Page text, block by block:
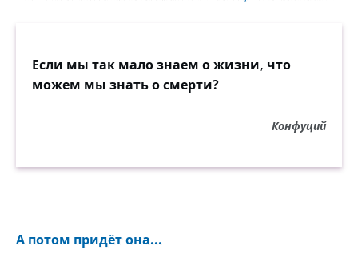
Если мы так мало знаем о жизни, что
можем мы знать о смерти?
Конфуций
А потом придёт она...